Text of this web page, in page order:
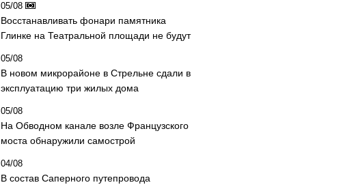
05/08
Восстанавливать фонари памятника
Глинке на Театральной площади не будут
05/08
В новом микрорайоне в Стрельне сдали в
эксплуатацию три жилых дома
05/08
На Обводном канале возле Французского
моста обнаружили самострой
04/08
В состав Саперного путепровода